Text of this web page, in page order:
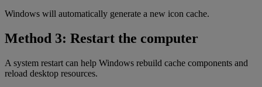
Windows will automatically generate a new icon cache.
Method 3: Restart the computer
A system restart can help Windows rebuild cache components and
reload desktop resources.